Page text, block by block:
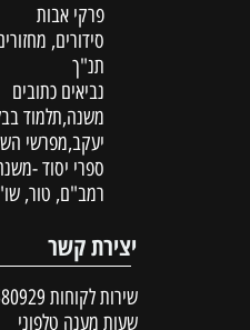
פרקי אבות
סידורים,
תנ"ך
נביאים כתובים
משנה,תלמוד
יעקב,מפרשי
ספרי יסוד -
רמב"ם, טור,
יצירת קשר
שירות לקוחות
שעות מענה טלפוני